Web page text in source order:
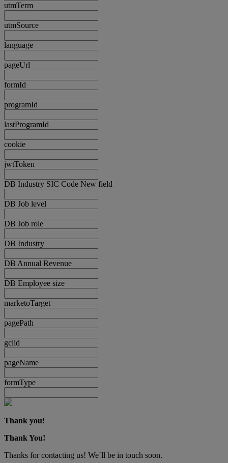
utmTerm
utmSource
language
pageUrl
formId
programId
lastProgramId
cookie
jwtToken
DB Industry SIC Code New field
DB Job level
DB Job role
DB Industry
DB Annual Revenue
DB Employee size
marketoTarget
pagePath
gclid
pageName
formType
Thank you!
Thank You!
Thanks for contacting us! We´ll be in touch soon.